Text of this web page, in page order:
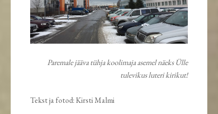
Paremale jääva tühja koolimaja asemel näeks Ülle
tulevikus luteri kirikut!
Tekst ja fotod: Kirsti Malmi